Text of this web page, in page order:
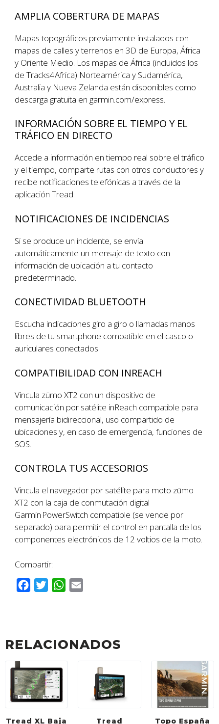
AMPLIA COBERTURA DE MAPAS
Mapas topográficos previamente instalados con
mapas de calles y terrenos en 3D de Europa, África
y Oriente Medio. Los mapas de África (incluidos los
de Tracks4Africa) Norteamérica y Sudamérica,
Australia y Nueva Zelanda están disponibles como
descarga gratuita en garmin.com/express.
INFORMACIÓN SOBRE EL TIEMPO Y EL
TRÁFICO EN DIRECTO
Accede a información en tiempo real sobre el tráfico
y el tiempo, comparte rutas con otros conductores y
recibe notificaciones telefónicas a través de la
aplicación Tread.
NOTIFICACIONES DE INCIDENCIAS
Si se produce un incidente, se envía
automáticamente un mensaje de texto con
información de ubicación a tu contacto
predeterminado.
CONECTIVIDAD BLUETOOTH
Escucha indicaciones giro a giro o llamadas manos
libres de tu smartphone compatible en el casco o
auriculares conectados.
COMPATIBILIDAD CON INREACH
Vincula zūmo XT2 con un dispositivo de
comunicación por satélite inReach compatible para
mensajería bidireccional, uso compartido de
ubicaciones y, en caso de emergencia, funciones de
SOS.
CONTROLA TUS ACCESORIOS
Vincula el navegador por satélite para moto zūmo
XT2 con la caja de conmutación digital
Garmin PowerSwitch compatible (se vende por
separado) para permitir el control en pantalla de los
componentes electrónicos de 12 voltios de la moto.
Compartir:
o
k
t
r
W
s
l
RELACIONADOS
Tread XL Baja
Tread
Topo España